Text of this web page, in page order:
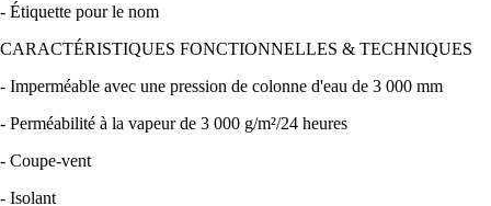
- Étiquette pour le nom
CARACTÉRISTIQUES FONCTIONNELLES & TECHNIQUES
- Imperméable avec une pression de colonne d'eau de 3 000 mm
- Perméabilité à la vapeur de 3 000 g/m²/24 heures
- Coupe-vent
- Isolant